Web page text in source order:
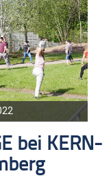
bei KERN-